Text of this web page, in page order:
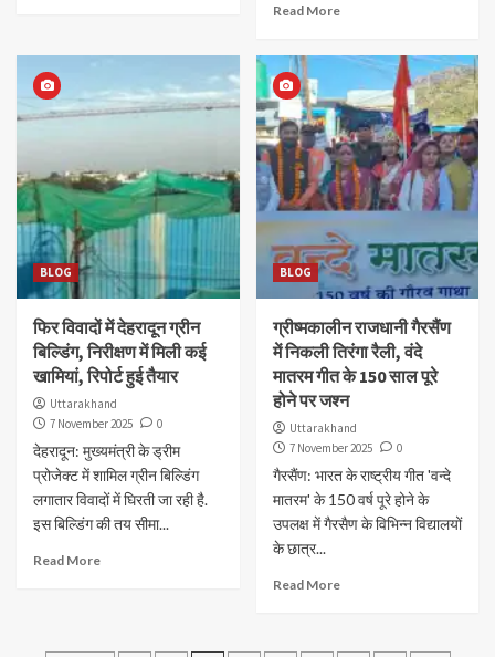
Read More
BLOG
फिर विवादों में देहरादून ग्रीन
बिल्डिंग, निरीक्षण में मिली कई
खामियां, रिपोर्ट हुई तैयार
Uttarakhand
7 November 2025
0
देहरादून: मुख्यमंत्री के ड्रीम
प्रोजेक्ट में शामिल ग्रीन बिल्डिंग
लगातार विवादों में घिरती जा रही है.
इस बिल्डिंग की तय सीमा...
Read More
BLOG
ग्रीष्मकालीन राजधानी गैरसैंण
में निकली तिरंगा रैली, वंदे
मातरम गीत के 150 साल पूरे
होने पर जश्न
Uttarakhand
7 November 2025
0
गैरसैंण: भारत के राष्ट्रीय गीत 'वन्दे
मातरम' के 150 वर्ष पूरे होने के
उपलक्ष में गैरसैण के विभिन्न विद्यालयों
के छात्र...
Read More